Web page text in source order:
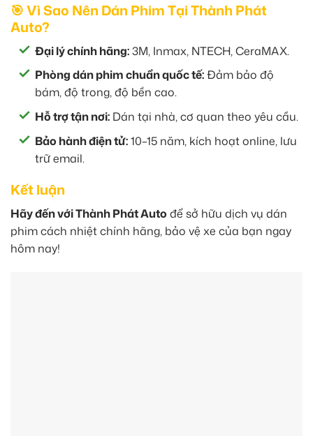
🎯 Vì Sao Nên Dán Phim Tại Thành Phát
Auto?
Đại lý chính hãng:3M, Inmax, NTECH, CeraMAX.
Phòng dán phim chuẩn quốc tế:Đảm bảo độ
bám, độ trong, độ bền cao.
Hỗ trợ tận nơi: Dán tại nhà, cơ quan theo yêu cầu.
Bảo hành điện tử:10–15 năm, kích hoạt online, lưu
trữ email.
Kết luận
Hãy đến với Thành Phát Auto để sở hữu dịch vụ dán
phim cách nhiệt chính hãng, bảo vệ xe của bạn ngay
hôm nay!